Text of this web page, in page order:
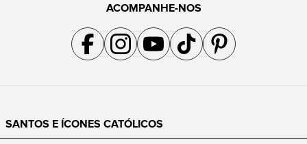
ACOMPANHE-NOS
Acompanhe a gente no Facebook
Acompanhe a gente no Instagram
Acompanhe a gente no YouTube
Acompanhe a gente no TikTok
Acompanhe a gente no
SANTOS E ÍCONES CATÓLICOS